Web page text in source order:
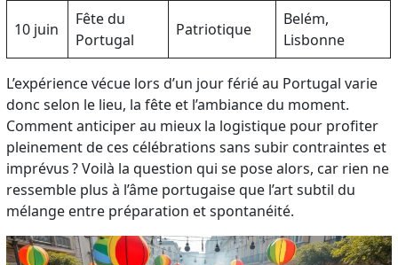
10 juin
Fête du
Portugal
Patriotique
Belém,
Lisbonne
L’expérience vécue lors d’un jour férié au Portugal varie
donc selon le lieu, la fête et l’ambiance du moment.
Comment anticiper au mieux la logistique pour profiter
pleinement de ces célébrations sans subir contraintes et
imprévus ? Voilà la question qui se pose alors, car rien ne
ressemble plus à l’âme portugaise que l’art subtil du
mélange entre préparation et spontanéité.